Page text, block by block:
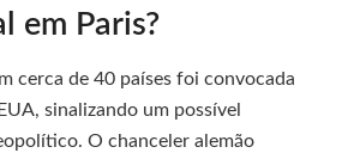
em Paris?
cerca de 40 países foi convocada
sinalizando um possível
O chanceler alemão